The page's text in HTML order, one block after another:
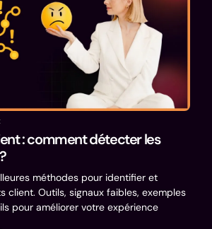
: comment détecter les
méthodes pour identifier et
client. Outils, signaux faibles, exemples
pour améliorer votre expérience